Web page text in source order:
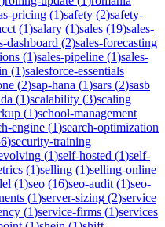
pricing (1)safety (2)safety-
(1)salary (1)sales (19)sales-
dashboard (2)sales-forecasting
(1)sales-pipeline (1)sales-
(1)salesforce-essentials
(2)sap-hana (1)sars (2)sasb
(1)scalability (3)scaling
(1)school-management
engine (1)search-optimization
)security-training
(1)self-hosted (1)self-
(1)selling (1)selling-online
(1)seo (16)seo-audit (1)seo-
(1)server-sizing (2)service
(1)service-firms (1)services